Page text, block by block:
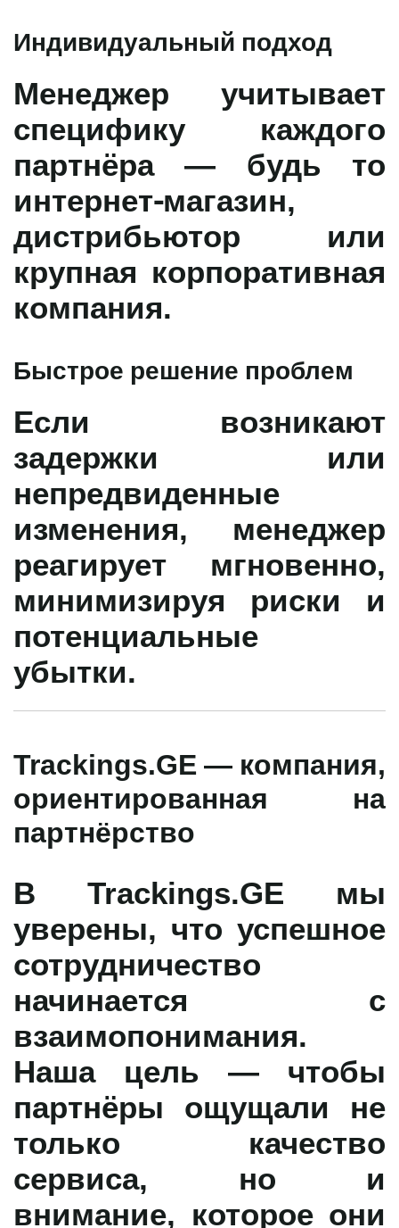
Индивидуальный подход
Менеджер учитывает
специфику каждого
партнёра — будь то
интернет-магазин,
дистрибьютор или
крупная корпоративная
компания.
Быстрое решение проблем
Если возникают
задержки или
непредвиденные
изменения, менеджер
реагирует мгновенно,
минимизируя риски и
потенциальные
убытки.
Trackings.GE — компания,
ориентированная на
партнёрство
В Trackings.GE мы
уверены, что успешное
сотрудничество
начинается с
взаимопонимания.
Наша цель — чтобы
партнёры ощущали не
только качество
сервиса, но и
внимание, которое они